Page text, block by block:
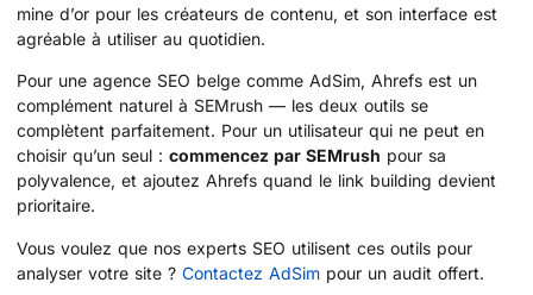
mine d’or pour les créateurs de contenu, et son interface est
agréable à utiliser au quotidien.
Pour une agence SEO belge comme AdSim, Ahrefs est un
complément naturel à SEMrush — les deux outils se
complètent parfaitement. Pour un utilisateur qui ne peut en
choisir qu’un seul : commencez par SEMrush pour sa
polyvalence, et ajoutez Ahrefs quand le link building devient
prioritaire.
Vous voulez que nos experts SEO utilisent ces outils pour
analyser votre site ? Contactez AdSim pour un audit offert.